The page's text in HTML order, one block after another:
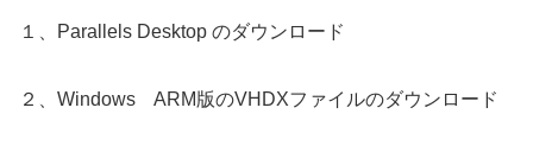
１、Parallels Desktop のダウンロード
２、Windows ARM版のVHDXファイルのダウンロード